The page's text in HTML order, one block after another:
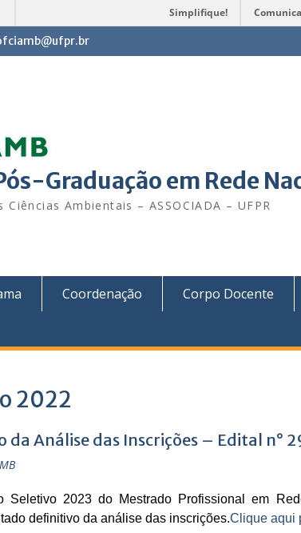
Simplifique!
Graduação em Rede
Ambientais – ASSOCIADA – UFPR
Coordenação Corpo Docente
2022
da Análise das Inscrições – Edital n°
Seletivo 2023 do Mestrado Profissional em
definitivo da análise das inscrições.Clique aqui